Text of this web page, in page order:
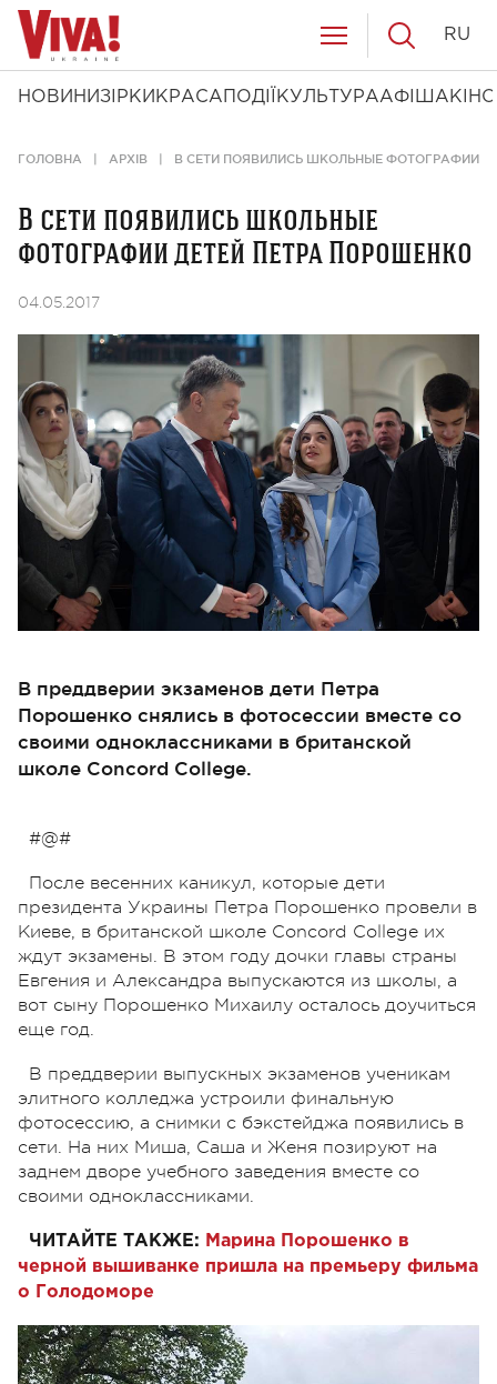
НОВИНИ ЗІРКИ КРАСА ПОДІЇ КУЛЬТУРААФІША КІНО
RU
ГОЛОВНА АРХІВ В СЕТИ ПОЯВИЛИСЬ ШКОЛЬНЫЕ ФОТОГРАФИИ
В сети появились школьные
фотографии детей Петра Порошенко
04.05.2017
В преддверии экзаменов дети Петра
Порошенко снялись в фотосессии вместе со
своими одноклассниками в британской
школе Concord College.
#@#
После весенних каникул, которые дети
президента Украины Петра Порошенко провели в
Киеве, в британской школе Concord College их
ждут экзамены. В этом году дочки главы страны
Евгения и Александра выпускаются из школы, а
вот сыну Порошенко Михаилу осталось доучиться
еще год.
В преддверии выпускных экзаменов ученикам
элитного колледжа устроили финальную
фотосессию, а снимки с бэкстейджа появились в
сети. На них Миша, Саша и Женя позируют на
заднем дворе учебного заведения вместе со
своими одноклассниками.
ЧИТАЙТЕ ТАКЖЕ: Марина Порошенко в
черной вышиванке пришла на премьеру фильма
о Голодоморе